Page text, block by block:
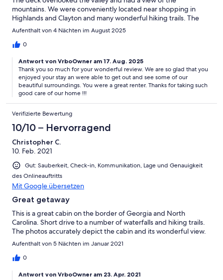
mountains. We were conveniently located near shopping in
Highlands and Clayton and many wonderful hiking trails. The
owner was extremely responsive to a couple of small issues we
Aufenthalt von 4 Nächten im August 2025
0
Antwort von VrboOwner am 17. Aug. 2025
Thank you so much for your wonderful review. We are so glad that you
enjoyed your stay an were able to get out and see some of our
beautiful surroundings. You were a great renter. Thanks for taking such
good care of our home !!!
Verifizierte Bewertung
10/10 – Hervorragend
Christopher C.
10. Feb. 2021
Gut: Sauberkeit, Check-in, Kommunikation, Lage und Genauigkeit
des Onlineauftritts
Mit Google übersetzen
Great getaway
This is a great cabin on the border of Georgia and North
Carolina. Short drive to a number of waterfalls and hiking trails.
The photos accurately depict the cabin and its wonderful view.
Aufenthalt von 5 Nächten im Januar 2021
0
Antwort von VrboOwner am 23. Apr. 2021